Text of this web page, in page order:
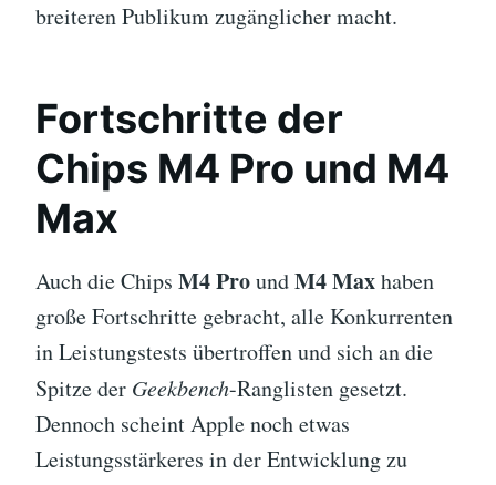
breiteren Publikum zugänglicher macht.
Fortschritte der
Chips M4 Pro und M4
Max
Auch die Chips M4 ProundM4 Maxhaben
große Fortschritte gebracht, alle Konkurrenten
in Leistungstests übertroffen und sich an die
Spitze der Geekbench-Ranglisten gesetzt.
Dennoch scheint Apple noch etwas
Leistungsstärkeres in der Entwicklung zu